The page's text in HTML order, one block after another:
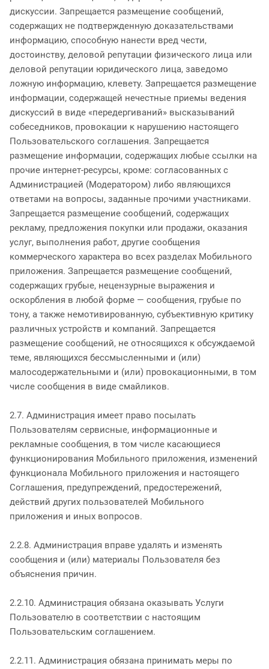
дискуссии. Запрещается размещение сообщений,
содержащих не подтвержденную доказательствами
информацию, способную нанести вред чести,
достоинству, деловой репутации физического лица или
деловой репутации юридического лица, заведомо
ложную информацию, клевету. Запрещается размещение
информации, содержащей нечестные приемы ведения
дискуссий в виде «передергиваний» высказываний
собеседников, провокации к нарушению настоящего
Пользовательского соглашения. Запрещается
размещение информации, содержащих любые ссылки на
прочие интернет-ресурсы, кроме: согласованных с
Администрацией (Модератором) либо являющихся
ответами на вопросы, заданные прочими участниками.
Запрещается размещение сообщений, содержащих
рекламу, предложения покупки или продажи, оказания
услуг, выполнения работ, другие сообщения
коммерческого характера во всех разделах Мобильного
приложения. Запрещается размещение сообщений,
содержащих грубые, нецензурные выражения и
оскорбления в любой форме — сообщения, грубые по
тону, а также немотивированную, субъективную критику
различных устройств и компаний. Запрещается
размещение сообщений, не относящихся к обсуждаемой
теме, являющихся бессмысленными и (или)
малосодержательными и (или) провокационными, в том
числе сообщения в виде смайликов.
2.7. Администрация имеет право посылать
Пользователям сервисные, информационные и
рекламные сообщения, в том числе касающиеся
функционирования Мобильного приложения, изменений
функционала Мобильного приложения и настоящего
Соглашения, предупреждений, предостережений,
действий других пользователей Мобильного
приложения и иных вопросов.
2.2.8. Администрация вправе удалять и изменять
сообщения и (или) материалы Пользователя без
объяснения причин.
2.2.10. Администрация обязана оказывать Услуги
Пользователю в соответствии с настоящим
Пользовательским соглашением.
2.2.11. Администрация обязана принимать меры по